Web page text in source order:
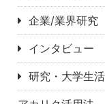
企業/業界研究
インタビュー
研究・大学生活